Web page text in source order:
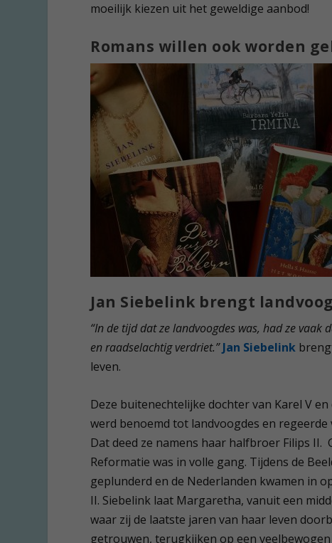
moeilijk kiezen uit het geweldige aanbod!
Romans willen ook worden
Jan Siebelink brengt
“In de tijd dat ze landvoogdes was, had ze
en raadselachtig verdriet.” Jan Siebelink
leven.
Deze buitenechtelijke dochter van Karel V
werd benoemd tot landvoogdes en
Dat deed ze namens haar halfbroer Filips II.
Reformatie was in volle gang. Tijdens de
geplunderd en de Nederlanden kwamen in
II. Siebelink laat Margaretha, vanuit een
waar zij de laatste jaren van haar leven
getrouwen, terugkijken op een veelbewogen